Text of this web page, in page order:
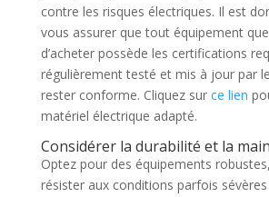
contre les risques électriques. Il est
vous assurer que tout équipement
d’acheter possède les certifications
régulièrement testé et mis à jour par
rester conforme. Cliquez sur ce lien
matériel électrique adapté.
Considérer la durabilité et la
Optez pour des équipements
résister aux conditions parfois